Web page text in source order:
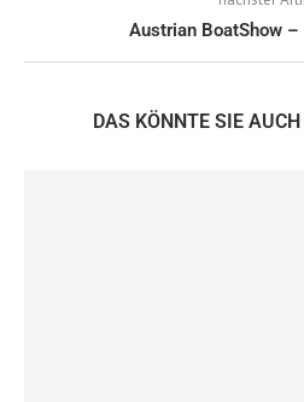
Austrian BoatShow –
DAS KÖNNTE SIE